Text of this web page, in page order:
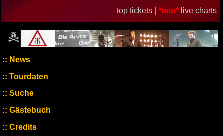
top tickets | *neu* live charts
News
Tourdaten
Suche
Gästebuch
Credits